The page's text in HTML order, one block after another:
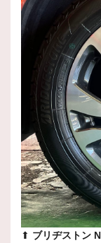
⬆︎ ブリヂストン